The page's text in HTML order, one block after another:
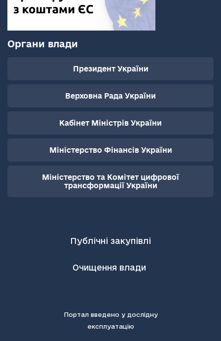
Органи влади
Президент України
Верховна Рада України
Кабінет Міністрів України
Міністерство Фінансів України
Міністерство та Комітет цифрової
трансформації України
Публічні закупівлі
Очищення влади
Портал введено у дослідну
експлуатацію